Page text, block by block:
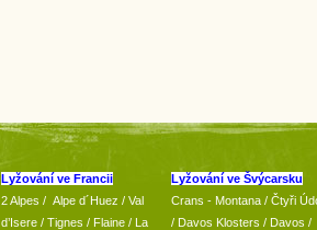
Lyžování ve Francii
2 Alpes / Alpe d´Huez / Val
d’Isere / Tignes / Flaine / La
Lyžování ve Švýcarsku
Crans - Montana / Čtyři
/ Davos Klosters / Davos /